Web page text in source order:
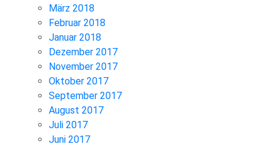
März 2018
Februar 2018
Januar 2018
Dezember 2017
November 2017
Oktober 2017
September 2017
August 2017
Juli 2017
Juni 2017